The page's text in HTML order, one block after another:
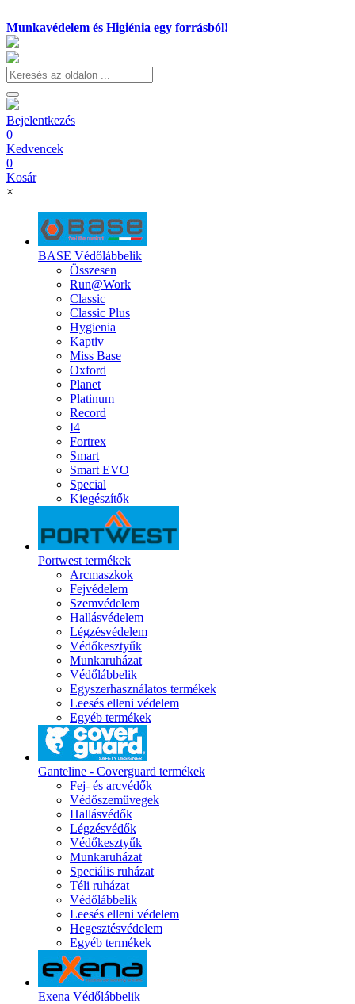
Munkavédelem és Higiénia egy forrásból!
Bejelentkezés
0
Kedvencek
0
Kosár
×
BASE Védőlábbelik
Összesen
Run@Work
Classic
Classic Plus
Hygienia
Kaptiv
Miss Base
Oxford
Planet
Platinum
Record
I4
Fortrex
Smart
Smart EVO
Special
Kiegészítők
Portwest termékek
Arcmaszkok
Fejvédelem
Szemvédelem
Hallásvédelem
Légzésvédelem
Védőkesztyűk
Munkaruházat
Védőlábbelik
Egyszerhasználatos termékek
Leesés elleni védelem
Egyéb termékek
Ganteline - Coverguard termékek
Fej- és arcvédők
Védőszemüvegek
Hallásvédők
Légzésvédők
Védőkesztyűk
Munkaruházat
Speciális ruházat
Téli ruházat
Védőlábbelik
Leesés elleni védelem
Hegesztésvédelem
Egyéb termékek
Exena Védőlábbelik